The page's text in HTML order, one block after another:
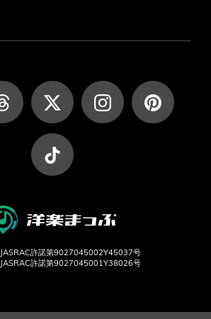
JASRAC許諾第9027045002Y45037号
JASRAC許諾第9027045001Y38026号